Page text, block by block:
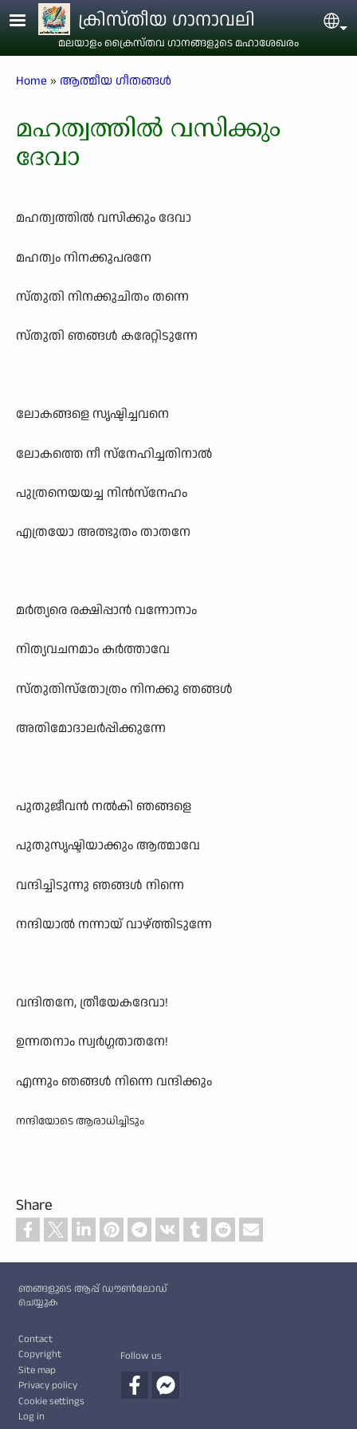
Skip to main contentക്രിസ്തീയ ഗാനാവലി
മലയാളം ക്രൈസ്തവ ഗാനങ്ങളുടെ മഹാശേഖരം
Breadcrumb
Home ആത്മീയ ഗീതങ്ങൾ
മഹത്വത്തിൽ വസിക്കും
ദേവാ
മഹത്വത്തിൽ വസിക്കും ദേവാ
മഹത്വം നിനക്കുപരനേ
സ്തുതി നിനക്കുചിതം തന്നെ
സ്തുതി ഞങ്ങൾ കരേറ്റിടുന്നേ
ലോകങ്ങളെ സൃഷ്ടിച്ചവനെ
ലോകത്തെ നീ സ്നേഹിച്ചതിനാൽ
പുത്രനെയയച്ച നിൻസ്നേഹം
എത്രയോ അത്ഭുതം താതനേ
മർത്യരെ രക്ഷിപ്പാൻ വന്നോനാം
നിത്യവചനമാം കർത്താവേ
സ്തുതിസ്തോത്രം നിനക്കു ഞങ്ങൾ
അതിമോദാലർപ്പിക്കുന്നേ
പുതുജീവൻ നൽകി ഞങ്ങളെ
പുതുസൃഷ്ടിയാക്കും ആത്മാവേ
വന്ദിച്ചിടുന്നു ഞങ്ങൾ നിന്നെ
നന്ദിയാൽ നന്നായ് വാഴ്ത്തിടുന്നേ
വന്ദിതനേ, ത്രീയേകദേവാ!
ഉന്നതനാം സ്വർഗ്ഗതാതനേ!
എന്നും ഞങ്ങൾ നിന്നെ വന്ദിക്കും
നന്ദിയോടെ ആരാധിച്ചിടും
Share
ഞങ്ങളുടെ ആപ്പ് ഡൗൺലോഡ്
ചെയ്യുക
Contact
Copyright
Site map
Privacy policy
Cookie settings
Log in
Follow us